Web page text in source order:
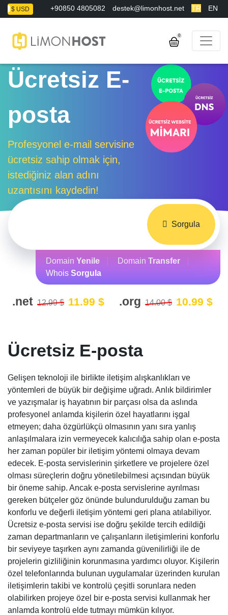
$ USD +90850 4805082 destek@limonhost.net TR EN
0
Ücretsiz E-
posta
Profesyonel e-mail servisine
ücretsiz sahip olmak için,
istediğiniz alan adını
uzantısını kaydedin!
Sorgula
Domain Yenile Domain Transfer
Whois Sorgula
.net; 12.99 $; 11.99 $ .org ;14.00 $ 10.99 $
Ücretsiz E-posta
Gelişen teknoloji ile birlikte iletişim alışkanlıkları ve
yöntemleri de büyük bir değişime uğradı. Anlık bildirimler
ve yazışmalar iş hayatının bir parçası olsa da aslında
profesyonel anlamda kişilerin özel hayatlarını işgal
etmeyen; daha özgürlükçü olmasının yanı sıra yanlış
anlaşılmalara izin vermeyecek kalıcılığa sahip olan e-posta
her zaman popüler bir iletişim yöntemi olmaya devam
edecek. E-posta servislerinin şirketlere ve projelere özel
olması süreçlerin doğru yönetilebilmesi açısından büyük
bir öneme sahip. Ancak e-posta servislerine ayrılması
gereken bütçeler göz önünde bulundurulduğu zaman bu
konforlu ve değerli iletişim yöntemi geri plana atılabiliyor.
Ücretsiz e-posta servisi ise doğru şekilde tercih edildiği
zaman departmanların ve çalışanların iletişimlerini konforlu
bir seviyeye taşırken aynı zamanda güvenilirliği ile de
projelerin gizliliğinin korunmasına yardımcı oluyor. Kişilerin
özel telefonlarında bulunan uygulamalar üzerinden kurulan
iletişimlerin takibi ve kontrolü çeşitli sorunlara neden
olabilirken projeye özel bir e-posta servisi kullanmak her
anlamda kontrolü elde tutmayı mümkün kılıyor.